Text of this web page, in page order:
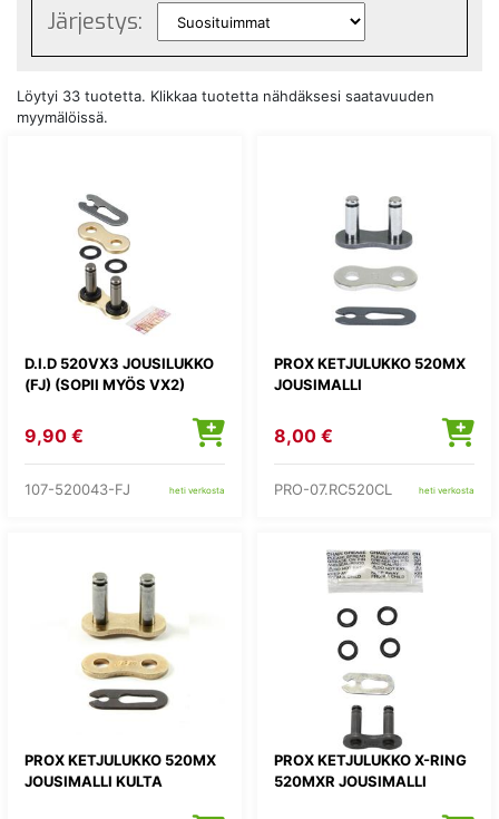
Järjestys:
Löytyi 33 tuotetta. Klikkaa tuotetta nähdäksesi saatavuuden
myymälöissä.
D.I.D 520VX3 JOUSILUKKO
(FJ) (SOPII MYÖS VX2)
9,90 €
107-520043-FJ heti verkosta
PROX KETJULUKKO 520MX
JOUSIMALLI
8,00 €
PRO-07.RC520CL heti verkosta
PROX KETJULUKKO 520MX
JOUSIMALLI KULTA
PROX KETJULUKKO X-RING
520MXR JOUSIMALLI